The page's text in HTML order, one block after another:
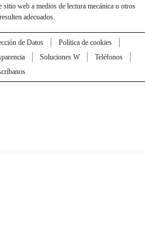
sitio web a medios de lectura mecánica u otros
adecuados.
de Datos
Política de cookies
Soluciones W
Teléfonos